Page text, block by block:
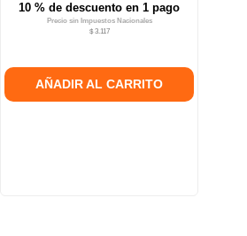
10 % de descuento en 1 pago
Precio sin Impuestos Nacionales
$ 3.117
AÑADIR AL CARRITO